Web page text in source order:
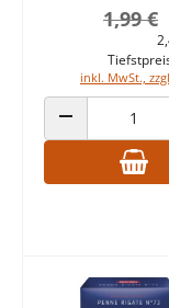
1,99 €
inkl. MwSt.,
ANZAHL